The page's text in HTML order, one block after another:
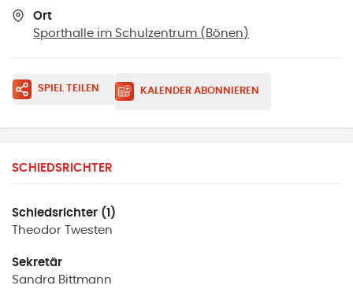
Ort
Sporthalle im Schulzentrum ( Bönen )
SPIEL TEILEN KALENDER ABONNIEREN
SCHIEDSRICHTER
Schiedsrichter (1)
Theodor
Twesten
Sekretär
Sandra Bittmann